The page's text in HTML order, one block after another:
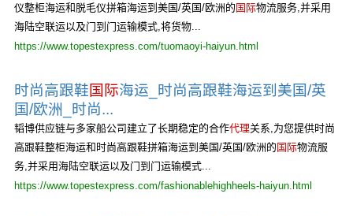
仪整柜海运和脱毛仪拼箱海运到美国/英国/欧洲的 国际物流服务,并采用
海陆空联运以及门到门运输模式,将货物...
https://www.topestexpress.com/tuomaoyi-haiyun.html
时尚高跟鞋国际海运_时尚高跟鞋海运到美国/英
国/欧洲_时尚...
韬博供应链与多家船公司建立了长期稳定的合作代理关系,为您提供时尚
高跟鞋整柜海运和时尚高跟鞋拼箱海运到美国/英国/欧洲的 国际物流服
务,并采用海陆空联运以及门到门运输模式...
https://www.topestexpress.com/fashionablehighheels-haiyun.html